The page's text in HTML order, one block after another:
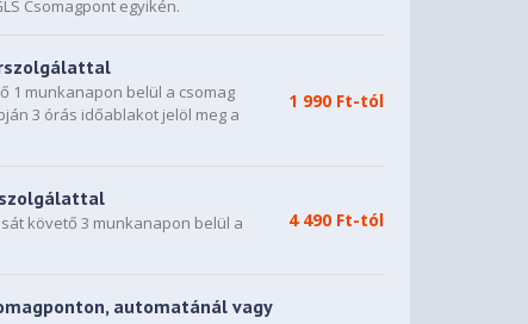
Csomagpont egyikén.
1 munkanapon belül a csomag
3 órás időablakot jelöl meg a
1 990 Ft-tól
követő 3 munkanapon belül a
4 490 Ft-tól
automatánál vagy